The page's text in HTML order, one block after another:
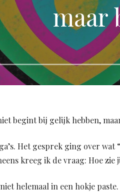
maar
begint bij gelijk hebben,
Het gesprek ging over wat
kreeg ik de vraag: Hoe zie
helemaal in een hokje